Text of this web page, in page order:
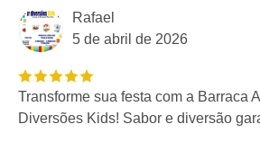
Rafael
5 de abril de 2026
Transforme sua festa com a Barraca
Diversões Kids! Sabor e diversão